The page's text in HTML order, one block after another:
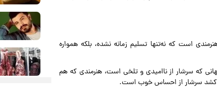
از هنرمندی‌ است که نه‌تنها تسلیم زمانه نشده، بلکه همواره
جهانی که سرشار از ناامیدی و تلخی است، هنرمندی که هم
سرشار از احساس خوب است.